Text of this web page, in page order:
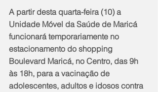
A partir desta quarta-feira (10) a
Unidade Móvel da Saúde de Maricá
funcionará temporariamente no
estacionamento do shopping
Boulevard Maricá, no Centro, das 9h
às 18h, para a vacinação de
adolescentes, adultos e idosos contra